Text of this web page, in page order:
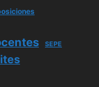
SEPE